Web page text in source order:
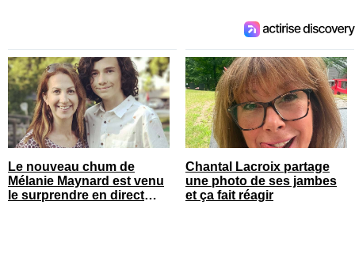
Le nouveau chum de
Mélanie Maynard est venu
le surprendre en direct
Chantal Lacroix partage
une photo de ses jambes
et ça fait réagir